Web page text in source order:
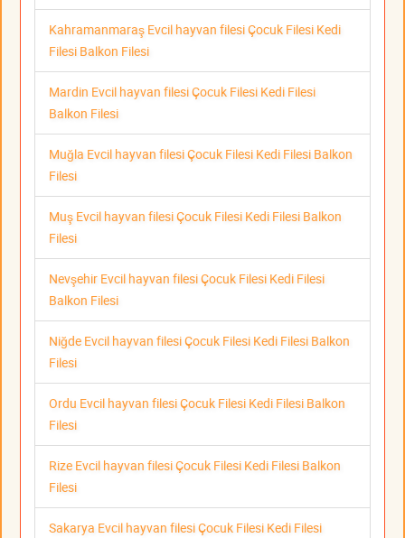
Kahramanmaraş Evcil hayvan filesi Çocuk Filesi Kedi
Filesi Balkon Filesi
Mardin Evcil hayvan filesi Çocuk Filesi Kedi Filesi
Balkon Filesi
Muğla Evcil hayvan filesi Çocuk Filesi Kedi Filesi Balkon
Filesi
Muş Evcil hayvan filesi Çocuk Filesi Kedi Filesi Balkon
Filesi
Nevşehir Evcil hayvan filesi Çocuk Filesi Kedi Filesi
Balkon Filesi
Niğde Evcil hayvan filesi Çocuk Filesi Kedi Filesi Balkon
Filesi
Ordu Evcil hayvan filesi Çocuk Filesi Kedi Filesi Balkon
Filesi
Rize Evcil hayvan filesi Çocuk Filesi Kedi Filesi Balkon
Filesi
Sakarya Evcil hayvan filesi Çocuk Filesi Kedi Filesi